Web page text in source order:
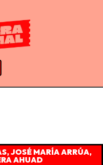
,JOSÉ MARÍA ARRÚA,
AHUAD